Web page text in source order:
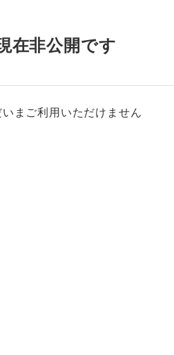
在非公開です
まご利用いただけません